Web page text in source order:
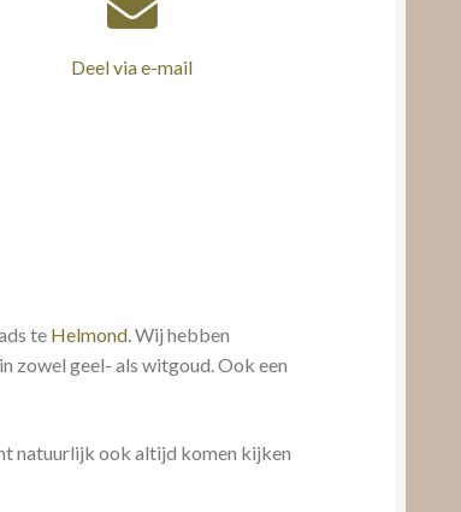
Deel via e-mail
te Helmond. Wij hebben
zowel geel- als witgoud. Ook een
natuurlijk ook altijd komen kijken